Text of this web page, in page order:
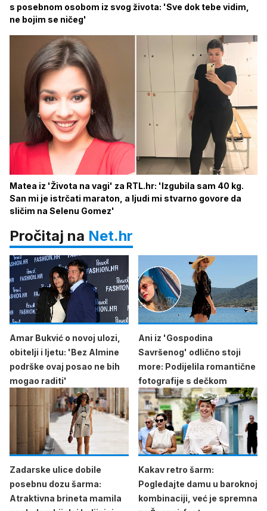
s posebnom osobom iz svog života: 'Sve dok tebe vidim,
ne bojim se ničeg'
Matea iz 'Života na vagi' za RTL.hr: 'Izgubila sam 40 kg.
San mi je istrčati maraton, a ljudi mi stvarno govore da
sličim na Selenu Gomez'
Pročitaj na Net.hr
Amar Bukvić o novoj ulozi,
obitelji i ljetu: 'Bez Almine
podrške ovaj posao ne bih
mogao raditi'
Ani iz 'Gospodina
Savršenog' odlično stoji
more: Podijelila romantične
fotografije s dečkom
Zadarske ulice dobile
posebnu dozu šarma:
Atraktivna brineta mamila
Kakav retro šarm:
Pogledajte damu u baroknoj
kombinaciji, već je spremna